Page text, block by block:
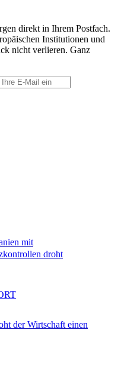
direkt in Ihrem Postfach.
Institutionen und
nicht verlieren. Ganz
mit
droht
der Wirtschaft einen